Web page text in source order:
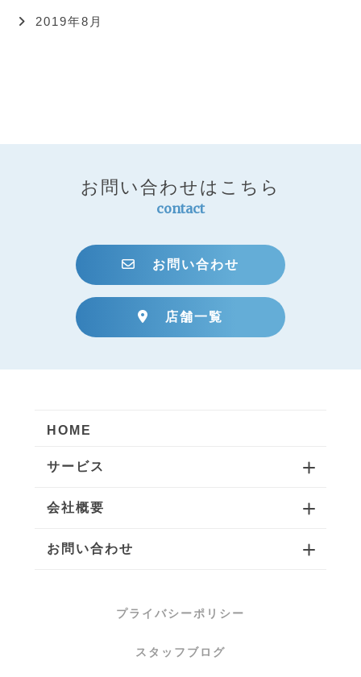
2019年8月
お問い合わせはこちら
contact
お問い合わせ
店舗一覧
HOME
サービス
会社概要
お問い合わせ
プライバシーポリシー
スタッフブログ